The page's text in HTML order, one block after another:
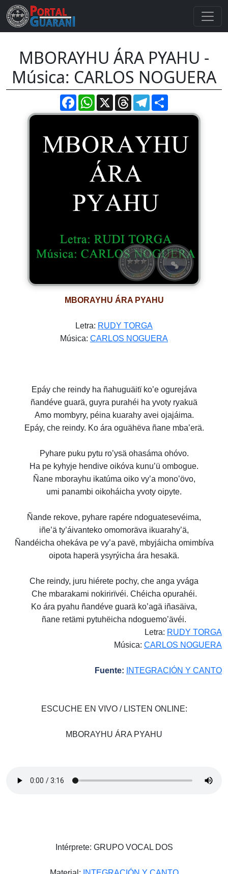
MBORAYHU ÁRA PYAHU -
Música: CARLOS NOGUERA
FacebookWhatsApp
X ThreadsTelegram
MBORAYHU ÁRA PYAHU
Letra: RUDY TORGA
Música: CARLOS NOGUERA
Epáy che reindy ha ñahuguäitï ko’e ogurejáva
ñandéve guarä, guyra purahéi ha yvoty ryakuä
Amo mombyry, péina kuarahy avei ojajáima.
Epáy, che reindy. Ko ára oguähëva ñane mba’erä.
Pyhare puku pytu ro’ysä ohasáma ohóvo.
Ha pe kyhyje hendive oikóva kunu’ü ombogue.
Ñane mborayhu ikatúma oiko vy’a mono’övo,
umi panambi oikoháicha yvoty oipyte.
Ñande rekove, pyhare rapére ndoguatesevéima,
iñe’ä ty’áivanteko omomoräva ikuarahy’ä,
Ñandéicha ohekáva pe vy’a pavë, mbyjáicha omimbíva
oipota haperä ysyrýicha ára hesakä.
Che reindy, juru hiérete pochy, che anga yvága
Che mbarakami nokirirïvéi. Chéicha opurahéi.
Ko ára pyahu ñandéve guarä ko’agä iñasäiva,
ñane retämi pytuhëicha ndoguemo’ävéi.
Letra: RUDY TORGA
Música: CARLOS NOGUERA
Fuente: INTEGRACIÓN Y CANTO
ESCUCHE EN VIVO / LISTEN ONLINE:
MBORAYHU ÁRA PYAHU
Intérprete: GRUPO VOCAL DOS